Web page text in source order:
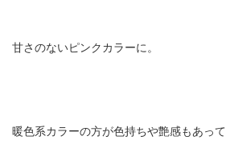
甘さのないピンクカラーに。
暖色系カラーの方が色持ちや艶感もあって